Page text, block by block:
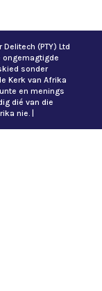
(PTY) Ltd
ongemagtigde
sonder
Kerk van Afrika
en menings
dié van die
nie. |